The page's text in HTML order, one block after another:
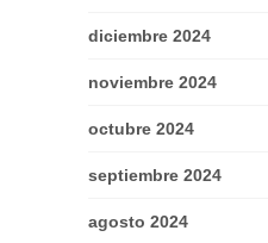
diciembre 2024
noviembre 2024
octubre 2024
septiembre 2024
agosto 2024